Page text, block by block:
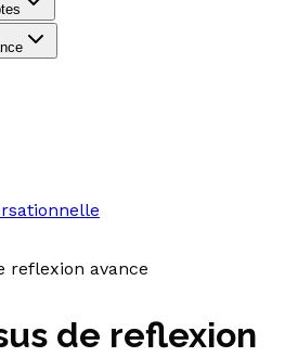
reflexion avance
de reflexion